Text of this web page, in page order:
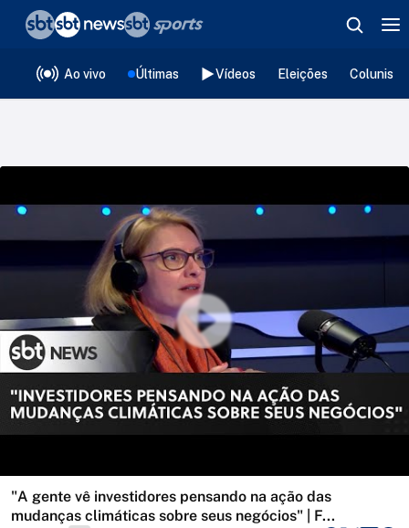
Ao vivo Últimas Vídeos Eleições
"A gente vê investidores pensando na ação das
mudanças climáticas sobre seus negócios" | F...
❮voltar
Editorias